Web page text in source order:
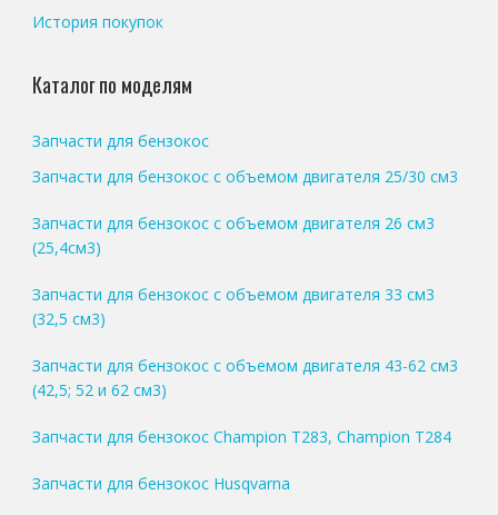
История покупок
Каталог по моделям
Запчасти для бензокос
Запчасти для бензокос с объемом двигателя 25/30 см3
Запчасти для бензокос с объемом двигателя 26 см3
(25,4см3)
Запчасти для бензокос с объемом двигателя 33 см3
(32,5 см3)
Запчасти для бензокос с объемом двигателя 43-62 см3
(42,5; 52 и 62 см3)
Запчасти для бензокос Champion T283, Champion T284
Запчасти для бензокос Husqvarna